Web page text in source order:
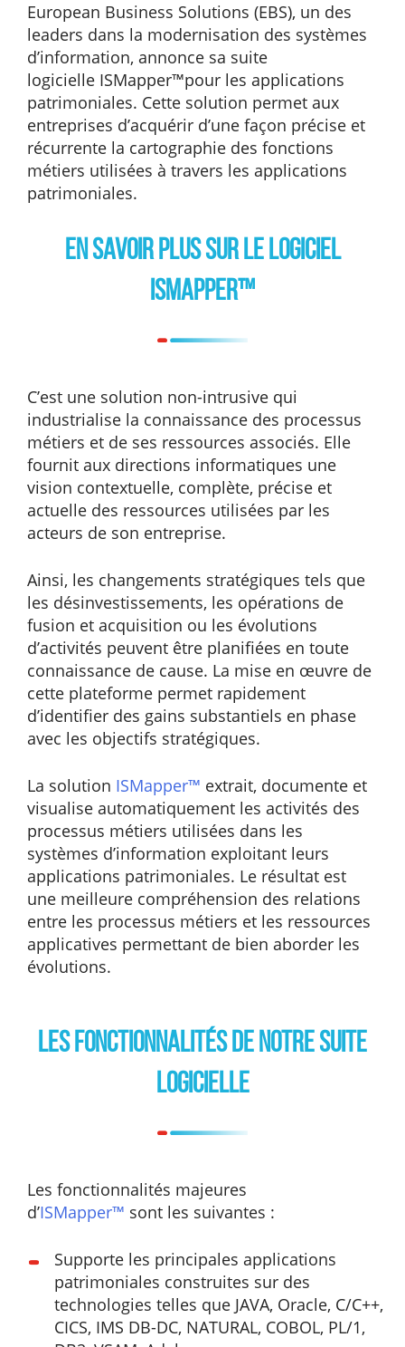
European Business Solutions (EBS), un des
leaders dans la modernisation des systèmes
d’information, annonce sa suite
logicielle ISMapper™pour les applications
patrimoniales. Cette solution permet aux
entreprises d’acquérir d’une façon précise et
récurrente la cartographie des fonctions
métiers utilisées à travers les applications
patrimoniales.
En savoir plus sur le logiciel
ISMapper™
C’est une solution non-intrusive qui
industrialise la connaissance des processus
métiers et de ses ressources associés. Elle
fournit aux directions informatiques une
vision contextuelle, complète, précise et
actuelle des ressources utilisées par les
acteurs de son entreprise.
Ainsi, les changements stratégiques tels que
les désinvestissements, les opérations de
fusion et acquisition ou les évolutions
d’activités peuvent être planifiées en toute
connaissance de cause. La mise en œuvre de
cette plateforme permet rapidement
d’identifier des gains substantiels en phase
avec les objectifs stratégiques.
La solution ISMapper™ extrait, documente et
visualise automatiquement les activités des
processus métiers utilisées dans les
systèmes d’information exploitant leurs
applications patrimoniales. Le résultat est
une meilleure compréhension des relations
entre les processus métiers et les ressources
applicatives permettant de bien aborder les
évolutions.
Les fonctionnalités de notre suite
logicielle
Les fonctionnalités majeures
d’ISMapper™ sont les suivantes :
Supporte les principales applications
patrimoniales construites sur des
technologies telles que JAVA, Oracle, C/C++,
CICS, IMS DB-DC, NATURAL, COBOL, PL/1,